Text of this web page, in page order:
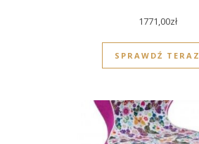
1771,00zł
SPRAWDŹ TERAZ